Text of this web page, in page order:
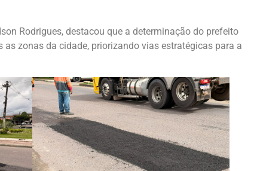
Rodrigues, destacou que a determinação do prefeito
zonas da cidade, priorizando vias estratégicas para a